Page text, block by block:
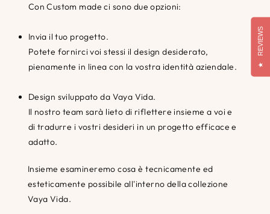
Con Custom made ci sono due opzioni:
Invia il tuo progetto.
Potete fornirci voi stessi il design desiderato,
pienamente in linea con la vostra identità aziendale.
Design sviluppato da Vaya Vida.
Il nostro team sarà lieto di riflettere insieme a voi e
di tradurre i vostri desideri in un progetto efficace e
adatto.
Insieme esamineremo cosa è tecnicamente ed
esteticamente possibile all'interno della collezione
Vaya Vida.
★
REVIEWS